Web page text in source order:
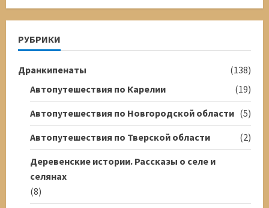
РУБРИКИ
Дранкипенаты
(138)
Автопутешествия по Карелии
(19)
Автопутешествия по Новгородской области (5)
Автопутешествия по Тверской области
(2)
Деревенские истории. Рассказы о селе и
селянах
(8)